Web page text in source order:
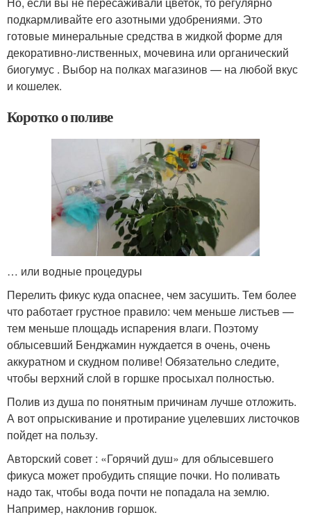
подкармливайте его азотными удобрениями. Это
готовые минеральные средства в жидкой форме для
декоративно-лиственных, мочевина или органический
биогумус . Выбор на полках магазинов — на любой вкус
и кошелек.
Коротко о поливе
… или водные процедуры
Перелить фикус куда опаснее, чем засушить. Тем более
что работает грустное правило: чем меньше листьев —
тем меньше площадь испарения влаги. Поэтому
облысевший Бенджамин нуждается в очень, очень
аккуратном и скудном поливе! Обязательно следите,
чтобы верхний слой в горшке просыхал полностью.
Полив из душа по понятным причинам лучше отложить.
А вот опрыскивание и протирание уцелевших листочков
пойдет на пользу.
Авторский совет : «Горячий душ» для облысевшего
фикуса может пробудить спящие почки. Но поливать
надо так, чтобы вода почти не попадала на землю.
Например, наклонив горшок.